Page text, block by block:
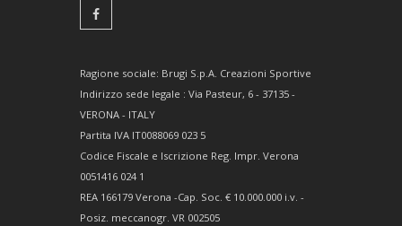
Ragione sociale: Brugi S.p.A. Creazioni Sportive
Indirizzo sede legale : Via Pasteur, 6 - 37135 -
VERONA - ITALY
Partita IVA IT0088069 023 5
Codice Fiscale e Iscrizione Reg. Impr. Verona
0051416 024 1
REA 166179 Verona -Cap. Soc. € 10.000.000 i.v. -
Posiz. meccanogr. VR 002505